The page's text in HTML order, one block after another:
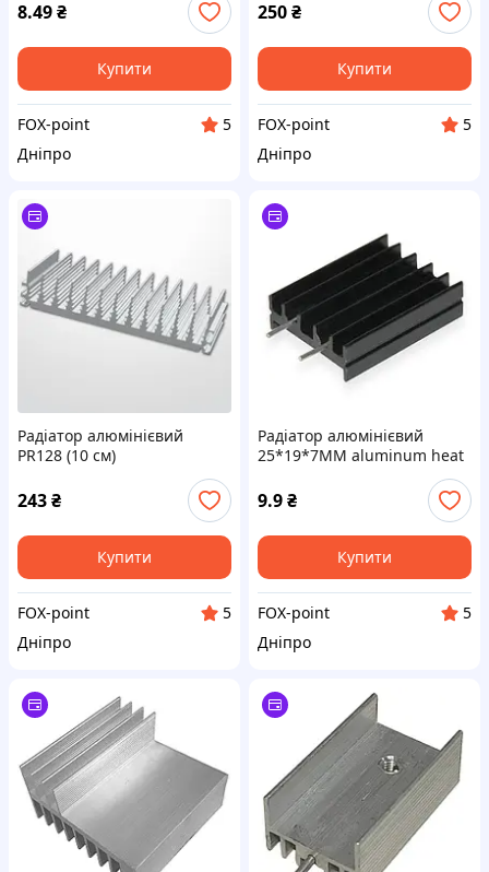
8.49₴
Купити
FOX-point
5
Дніпро
250₴
Купити
FOX-point
5
Дніпро
Радіатор алюмінієвий
PR128 (10 см)
243₴
Купити
FOX-point
5
Дніпро
Радіатор алюмінієвий
25*19*7MM aluminum heat
9.9₴
Купити
FOX-point
5
Дніпро